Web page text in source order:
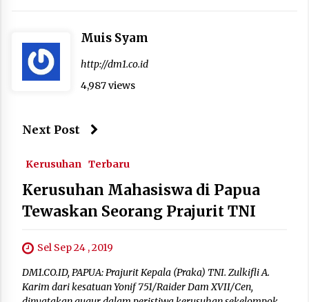
Muis Syam
http://dm1.co.id
4,987 views
Next Post
Kerusuhan Terbaru
Kerusuhan Mahasiswa di Papua
Tewaskan Seorang Prajurit TNI
Sel Sep 24 , 2019
DM1.CO.ID, PAPUA: Prajurit Kepala (Praka) TNI. Zulkifli A.
Karim dari kesatuan Yonif 751/Raider Dam XVII/Cen,